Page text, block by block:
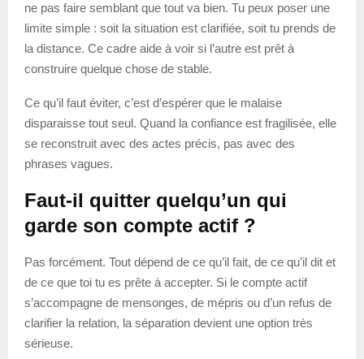
ne pas faire semblant que tout va bien. Tu peux poser une
limite simple : soit la situation est clarifiée, soit tu prends de
la distance. Ce cadre aide à voir si l’autre est prêt à
construire quelque chose de stable.
Ce qu’il faut éviter, c’est d’espérer que le malaise
disparaisse tout seul. Quand la confiance est fragilisée, elle
se reconstruit avec des actes précis, pas avec des
phrases vagues.
Faut-il quitter quelqu’un qui
garde son compte actif ?
Pas forcément. Tout dépend de ce qu’il fait, de ce qu’il dit et
de ce que toi tu es prête à accepter. Si le compte actif
s’accompagne de mensonges, de mépris ou d’un refus de
clarifier la relation, la séparation devient une option très
sérieuse.